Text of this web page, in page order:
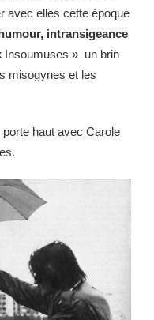
avec elles cette époque
intransigeance
Insoumuses » un brin
misogynes et les
haut avec Carole